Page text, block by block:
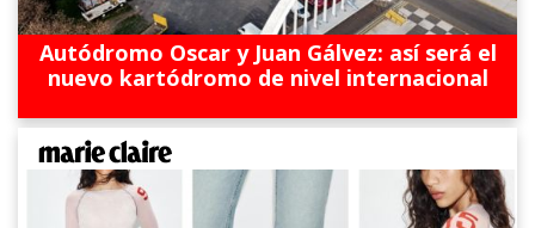
Autódromo Oscar y Juan Gálvez: así será el
nuevo kartódromo de nivel internacional